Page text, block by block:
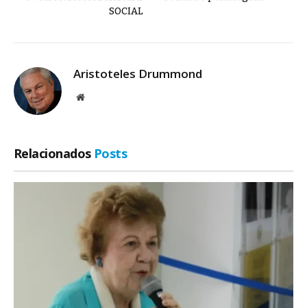
SOCIAL
Aristoteles Drummond
Site
Relacionados Posts